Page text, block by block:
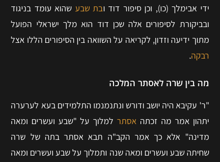
ידי אבימלך (כו), וכן סיפור דוד ובת שבע שהוא עומד בניגוד
ובביקורת לסיפורים אלה שכן דוד הוא מלך ישראלי הפועל
מתוך ידיעה וזדון, לקריאה על השוואה בין הסיפורים הללו אצל
רבקה.
מה בין שרה לאסתר המלכה
"ר' עקיבא היה יושב ודורש ונתנמנמו התלמידים בעא לערערה
יתהון אמר מה זכתהאסתר למלוך על "שבע ועשרים ומאה
מדינה" אלא כך אמר הקב"ה תבא אסתר בתה של שרה
שחיתה שבע ועשרים ומאה שנה ותמלוך על שבע ועשרים ומאה